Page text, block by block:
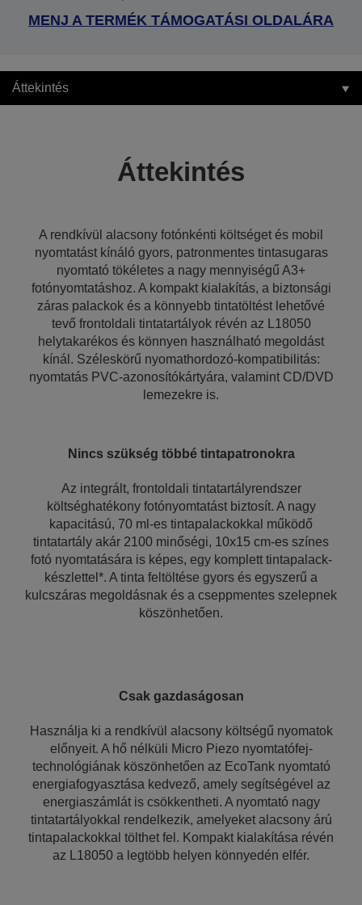
MENJ A TERMÉK TÁMOGATÁSI OLDALÁRA
Áttekintés
Áttekintés
A rendkívül alacsony fotónkénti költséget és mobil
nyomtatást kínáló gyors, patronmentes tintasugaras
nyomtató tökéletes a nagy mennyiségű A3+
fotónyomtatáshoz. A kompakt kialakítás, a biztonsági
záras palackok és a könnyebb tintatöltést lehetővé
tevő frontoldali tintatartályok révén az L18050
helytakarékos és könnyen használható megoldást
kínál. Széleskörű nyomathordozó-kompatibilitás:
nyomtatás PVC-azonosítókártyára, valamint CD/DVD
lemezekre is.
Nincs szükség többé tintapatronokra
Az integrált, frontoldali tintatartályrendszer
költséghatékony fotónyomtatást biztosít. A nagy
kapacitású, 70 ml-es tintapalackokkal működő
tintatartály akár 2100 minőségi, 10x15 cm-es színes
fotó nyomtatására is képes, egy komplett tintapalack-
készlettel*. A tinta feltöltése gyors és egyszerű a
kulcszáras megoldásnak és a cseppmentes szelepnek
köszönhetően.
Csak gazdaságosan
Használja ki a rendkívül alacsony költségű nyomatok
előnyeit. A hő nélküli Micro Piezo nyomtatófej-
technológiának köszönhetően az EcoTank nyomtató
energiafogyasztása kedvező, amely segítségével az
energiaszámlát is csökkentheti. A nyomtató nagy
tintatartályokkal rendelkezik, amelyeket alacsony árú
tintapalackokkal tölthet fel. Kompakt kialakítása révén
az L18050 a legtöbb helyen könnyedén elfér.